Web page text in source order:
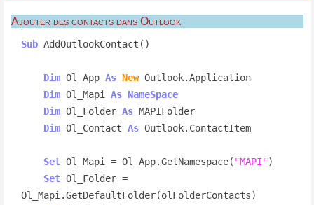
Ajouter des contacts dans Outlook
Sub AddOutlookContact()
Dim Ol_App As New Outlook.Application
Dim Ol_Mapi As NameSpace
Dim Ol_Folder As MAPIFolder
Dim Ol_Contact As Outlook.ContactItem
Set Ol_Mapi = Ol_App.GetNamespace( "MAPI")
Set Ol_Folder =
Ol_Mapi.GetDefaultFolder(olFolderContacts)